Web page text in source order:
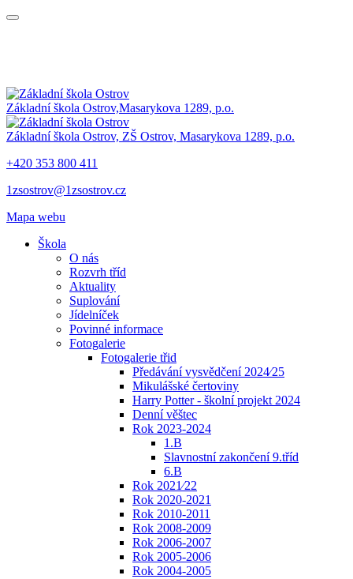
Základní škola Ostrov,Masarykova 1289, p.o.
Základní škola Ostrov, ZŠ Ostrov, Masarykova 1289, p.o.
+420 353 800 411
1zsostrov@1zsostrov.cz
Mapa webu
Škola
O nás
Rozvrh tříd
Aktuality
Suplování
Jídelníček
Povinné informace
Fotogalerie
Fotogalerie třid
Předávání vysvědčení 2024⁄25
Mikulášské čertoviny
Harry Potter - školní projekt 2024
Denní věštec
Rok 2023-2024
1.B
Slavnostní zakončení 9.tříd
6.B
Rok 2021⁄22
Rok 2020-2021
Rok 2010-2011
Rok 2008-2009
Rok 2006-2007
Rok 2005-2006
Rok 2004-2005